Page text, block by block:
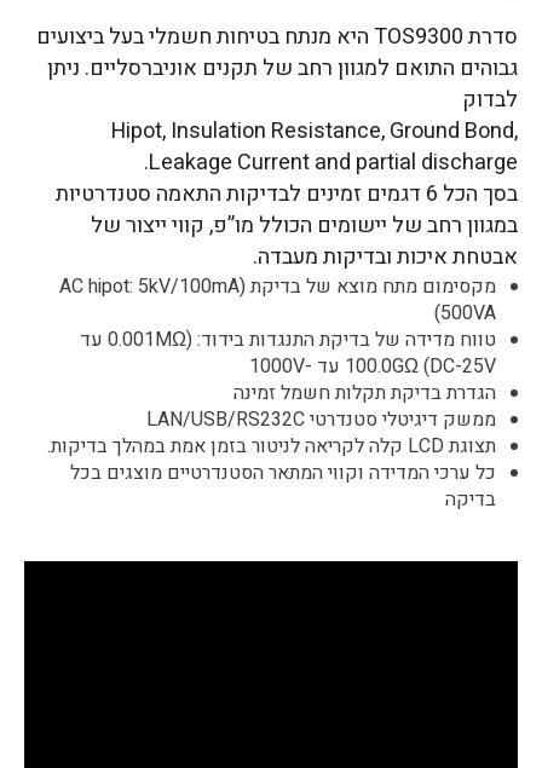
מקסימום מתח מוצא של בדיקת (AC hipot: 5kV/100mA
(500VA
טווח מדידה של בדיקת התנגדות בידוד: (0.001MΩ עד
100.0GΩ (DC-25V עד -1000V
הגדרת בדיקת תקלות חשמל זמינה
ממשק דיגיטלי סטנדרטי LAN/USB/RS232C
תצוגת LCD קלה לקריאה לניטור בזמן אמת במהלך בדיקות.
כל ערכי המדידה וקווי המתאר הסטנדרטיים מוצגים בכל
בדיקה
סדרת TOS9300 היא מנתח בטיחות חשמלי בעל ביצועים
גבוהים התואם למגוון רחב של תקנים אוניברסליים. ניתן
לבדוק
Hipot, Insulation Resistance, Ground Bond,
Leakage Current and partial discharge.
בסך הכל 6 דגמים זמינים לבדיקות התאמה סטנדרטיות
במגוון רחב של יישומים הכולל מו”פ, קווי ייצור של
אבטחת איכות ובדיקות מעבדה.